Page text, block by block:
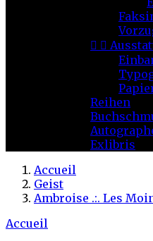
 
Reihen
Exlibris
Accueil
Geist
Ambroise .:. Les
Accueil